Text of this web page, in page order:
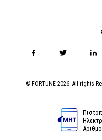
© FORTUNE 2026. All rights